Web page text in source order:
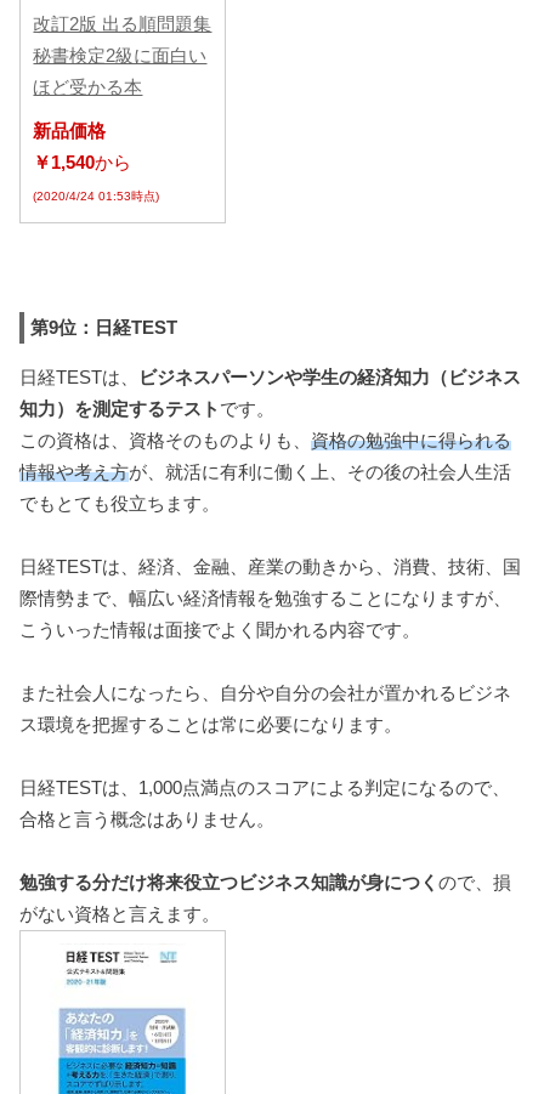
改訂2版 出る順問題集
秘書検定2級に面白い
ほど受かる本
新品価格
￥1,540から
(2020/4/24 01:53時点)
第9位：日経TEST
日経TESTは、
ビジネスパーソンや学生の経済知力（ビジネス
知力）を測定するテスト です。
この資格は、資格そのものよりも、資格の勉強中に得られる
情報や考え方が、就活に有利に働く上、その後の社会人生活
でもとても役立ちます。
日経TESTは、経済、金融、産業の動きから、消費、技術、国
際情勢まで、幅広い経済情報を勉強することになりますが、
こういった情報は面接でよく聞かれる内容です。
また社会人になったら、自分や自分の会社が置かれるビジネ
ス環境を把握することは常に必要になります。
日経TESTは、1,000点満点のスコアによる判定になるので、
合格と言う概念はありません。
勉強する分だけ将来役立つビジネス知識が身につくので、損
がない資格と言えます。